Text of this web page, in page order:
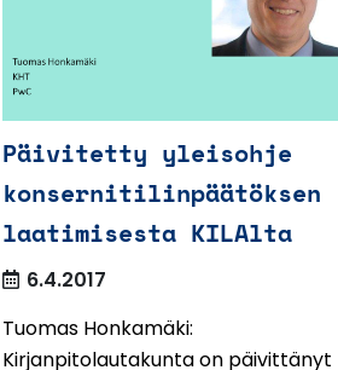
Päivitetty yleisohje
konsernitilinpäätöksen
laatimisesta KILAlta
6.4.2017
Tuomas Honkamäki:
Kirjanpitolautakunta on päivittänyt